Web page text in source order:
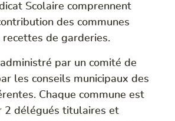
Scolaire comprennent
des communes
recettes de garderies.
par un comité de
les conseils municipaux des
Chaque commune est
2 délégués titulaires et